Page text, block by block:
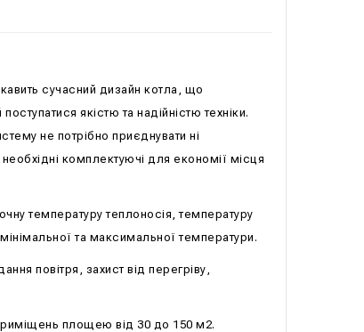
сучасний дизайн котла, що
якістю та надійністю техніки.
не потрібно приєднувати ні
комплектуючі для економії місця
температуру теплоносія, температуру
та максимальної температури.
повітря, захист від перегріву,
приміщень площею від 30 до 150 м2.